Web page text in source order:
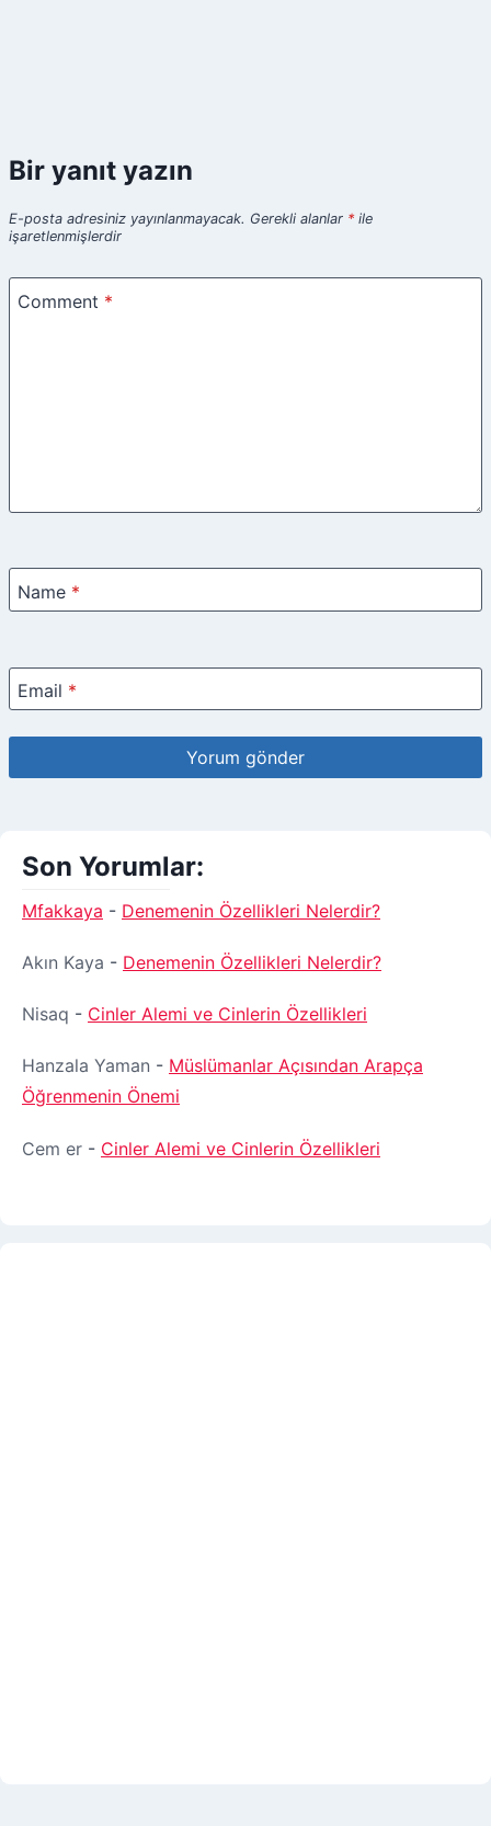
Bir yanıt yazın
E-posta adresiniz yayınlanmayacak. Gerekli alanlar *ile
işaretlenmişlerdir
Comment *
Name *
Email *
Son Yorumlar:
Mfakkaya - Denemenin Özellikleri Nelerdir?
Akın Kaya - Denemenin Özellikleri Nelerdir?
Nisaq - Cinler Alemi ve Cinlerin Özellikleri
Hanzala Yaman - Müslümanlar Açısından Arapça
Öğrenmenin Önemi
Cem er - Cinler Alemi ve Cinlerin Özellikleri